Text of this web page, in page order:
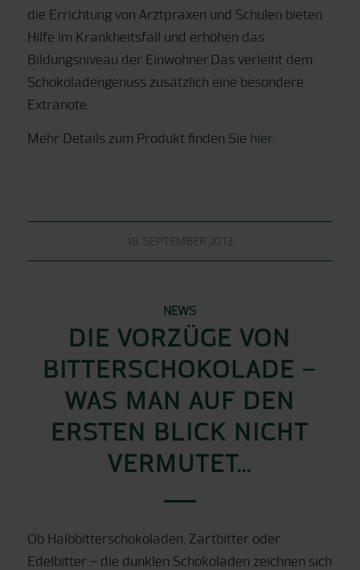
die Errichtung von Arztpraxen und Schulen bieten
Hilfe im Krankheitsfall und erhöhen das
Bildungsniveau der Einwohner.Das verleiht dem
Schokoladengenuss zusätzlich eine besondere
Extranote.
Mehr Details zum Produkt finden Sie hier.
18. SEPTEMBER 2013
NEWS
DIE VORZÜGE VON
BITTERSCHOKOLADE –
WAS MAN AUF DEN
ERSTEN BLICK NICHT
VERMUTET…
Ob Halbbitterschokoladen, Zartbitter oder
Edelbitter – die dunklen Schokoladen zeichnen sich